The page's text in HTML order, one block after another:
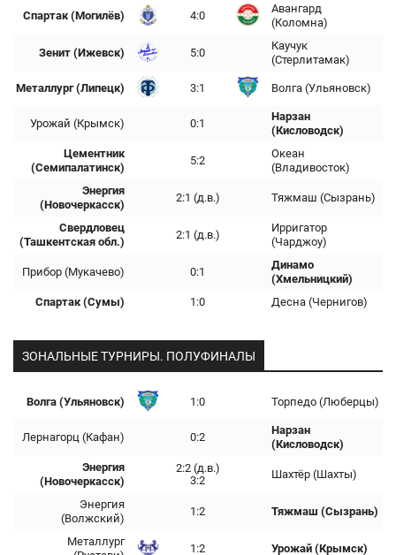
Спартак (Могилёв) 4:0
Авангард
(Коломна)
Зенит (Ижевск) 5:0
Каучук
(Стерлитамак)
Металлург (Липецк) 3:1 Волга (Ульяновск)
Урожай (Крымск) 0:1
Нарзан
(Кисловодск)
Цементник
(Семипалатинск)
5:2
Океан
(Владивосток)
Энергия
(Новочеркасск)
2:1 (д.в.) Тяжмаш (Сызрань)
Свердловец
(Ташкентская обл.)
2:1 (д.в.)
Ирригатор
(Чарджоу)
Прибор (Мукачево) 0:1
Динамо
(Хмельницкий)
Спартак (Сумы)
1:0 Десна (Чернигов)
ЗОНАЛЬНЫЕ ТУРНИРЫ. ПОЛУФИНАЛЫ
Волга (Ульяновск) 1:0 Торпедо (Люберцы)
Лернагорц (Кафан) 0:2
Нарзан
(Кисловодск)
Энергия
(Новочеркасск)
2:2 (д.в.)
3:2
Шахтёр (Шахты)
Энергия
(Волжский)
1:2 Тяжмаш (Сызрань)
Металлург
1:2 Урожай (Крымск)